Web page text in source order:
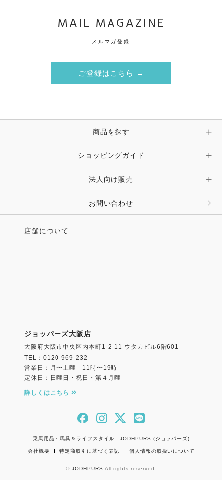
MAIL MAGAZINE
メルマガ登録
ご登録はこちら →
商品を探す
ショッピングガイド
法人向け販売
お問い合わせ
店舗について
ジョッパーズ大阪店
大阪府大阪市中央区内本町1-2-11 ウタカビル6階601
TEL：0120-969-232
営業日：月〜土曜 11時〜19時
定休日：日曜日・祝日・第４月曜
詳しくはこちら
乗馬用品・馬具＆ライフスタイル JODHPURS (ジョッパーズ)
会社概要 特定商取引に基づく表記 個人情報の取扱いについて
© JODHPURS All rights reserved.